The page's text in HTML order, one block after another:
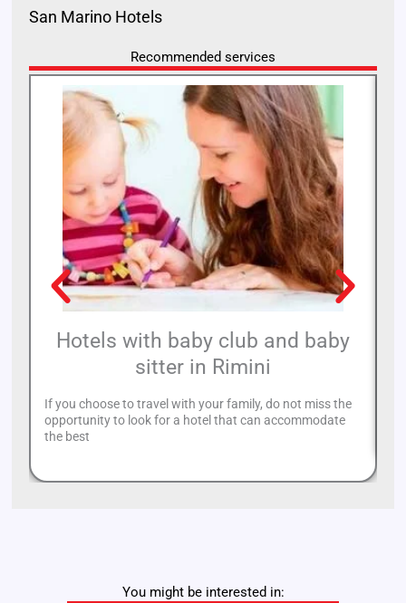
San Marino Hotels
Recommended services
Hotels with baby club and baby
sitter in Rimini
If you choose to travel with your family, do not miss the
opportunity to look for a hotel that can accommodate
the best
You might be interested in: